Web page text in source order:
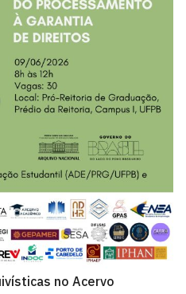
no Acervo